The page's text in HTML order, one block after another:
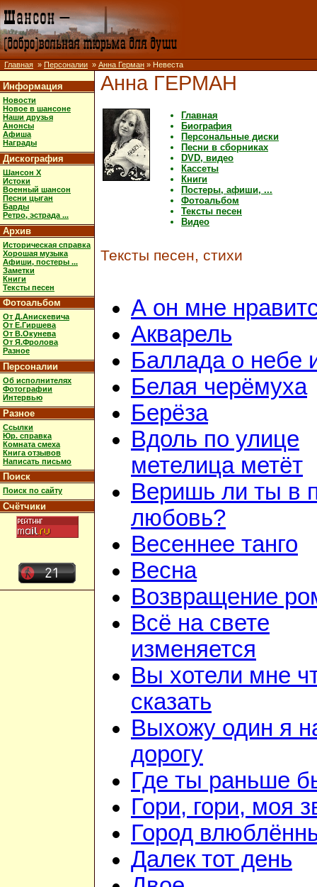
Главная » Персоналии » Анна Герман » Невеста
Информация
Новости
Новое в шансоне
Наши друзья
Анонсы
Афиша
Награды
Дискография
Шансон X
Истоки
Военный шансон
Песни цыган
Барды
Ретро, эстрада ...
Архив
Историческая справка
Хорошая музыка
Афиши, постеры ...
Заметки
Книги
Тексты песен
Фотоальбом
От Д.Анискевича
От Е.Гиршева
От В.Окунева
От Я.Фролова
Разное
Персоналии
Об исполнителях
Фотографии
Интервью
Разное
Ссылки
Юр. справка
Комната смеха
Книга отзывов
Написать письмо
Поиск
Поиск по сайту
Счётчики
Анна ГЕРМАН
Главная
Биография
Персональные диски
Песни в сборниках
DVD, видео
Кассеты
Книги
Постеры, афиши, ...
Фотоальбом
Тексты песен
Видео
Тексты песен, стихи
А он мне
Акварель
Баллада о небе
Белая черёмуха
Берёза
Вдоль по улице
метелица метёт
Веришь ли ты в
любовь?
Весеннее танго
Весна
Возвращение
Всё на свете
изменяется
Вы хотели мне
сказать
Выхожу один я
дорогу
Где ты раньше
Гори, гори, моя
Город
Далек тот день